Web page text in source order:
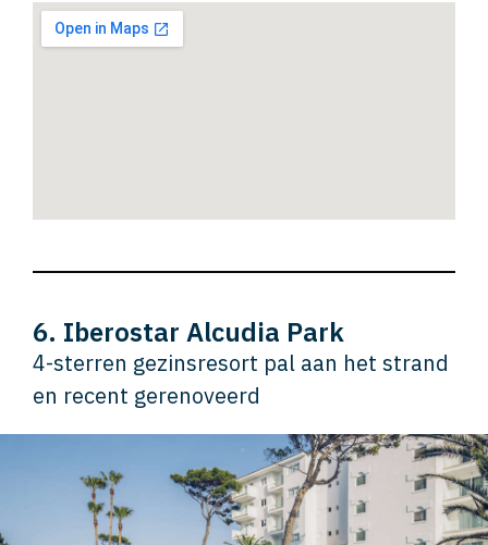
6. Iberostar Alcudia Park
4-sterren gezinsresort pal aan het strand
en recent gerenoveerd